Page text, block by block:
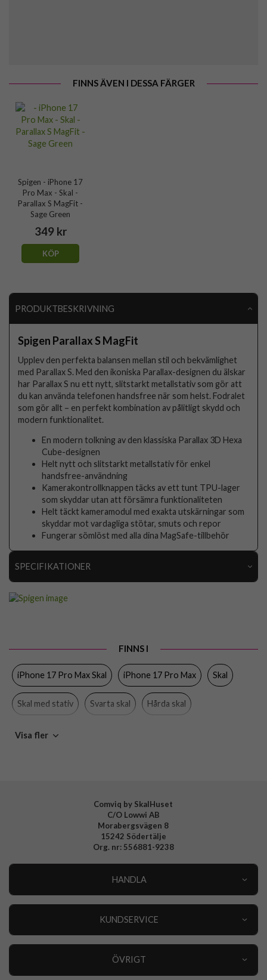
FINNS ÄVEN I DESSA FÄRGER
Spigen - iPhone 17
Pro Max - Skal -
Parallax S MagFit -
Sage Green
349 kr
KÖP
PRODUKTBESKRIVNING
Spigen Parallax S MagFit
Upplev den perfekta balansen mellan stil och bekvämlighet
med Parallax S. Med den ikoniska Parallax-designen du älskar
har Parallax S nu ett nytt, slitstarkt metallstativ som gör att
du kan använda telefonen handsfree när som helst. Fodralet
som gör allt – en perfekt kombination av pålitligt skydd och
modern funktionalitet.
En modern tolkning av den klassiska Parallax 3D Hexa
Cube-designen
Helt nytt och slitstarkt metallstativ för enkel
handsfree-användning
Kamerakontrollknappen täcks av ett tunt TPU-lager
som skyddar utan att försämra funktionaliteten
Helt täckt kameramodul med exakta utskärningar som
skyddar mot vardagliga stötar, smuts och repor
Fungerar sömlöst med alla dina MagSafe-tillbehör
SPECIFIKATIONER
MagSafe-kompatibel, Stativfunktion
Färg Svart
Hårdplast (PC), Mjukplast (TPU)
Tillverkarens art nr
FINNS I
iPhone 17 Pro Max Skal iPhone 17 Pro Max Skal
Skal med stativ Svarta skal Hårda skal
MagSafe-kompatibla skal och fodral
Visa fler
Comviq by SkalHuset
C/O Lowwi AB
Morabergsvägen 8
15242 Södertälje
Org. nr: 556881-9238
HANDLA
KUNDSERVICE
ÖVRIGT